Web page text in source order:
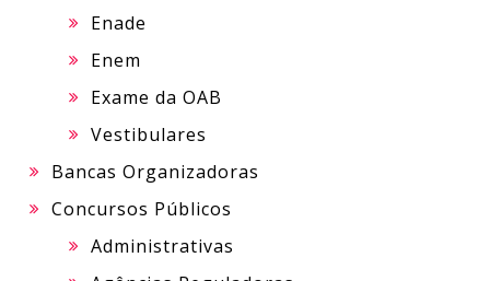
Enade
Enem
Exame da OAB
Vestibulares
Bancas Organizadoras
Concursos Públicos
Administrativas